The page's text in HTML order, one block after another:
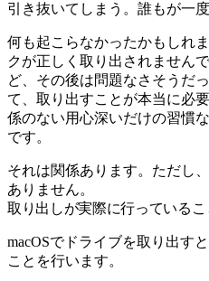
引き抜いてしまう。誰もが一
何も起こらなかったかもしれ
クが正しく取り出されません
ど、その後は問題なさそうだ
て、取り出すことが本当に必
係のない用心深いだけの習慣
です。
それは関係あります。ただし
ありません。
取り出しが実際に行っているこ
macOSでドライブを取り出す
ことを行います。